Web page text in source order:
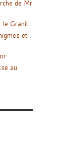
de Mr
le Granit
et
au